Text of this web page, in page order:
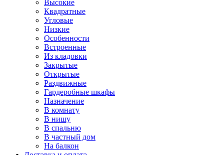
Высокие
Квадратные
Угловые
Низкие
Особенности
Встроенные
Из кладовки
Закрытые
Открытые
Раздвижные
Гардеробные шкафы
Назначение
В комнату
В нишу
В спальню
В частный дом
На балкон